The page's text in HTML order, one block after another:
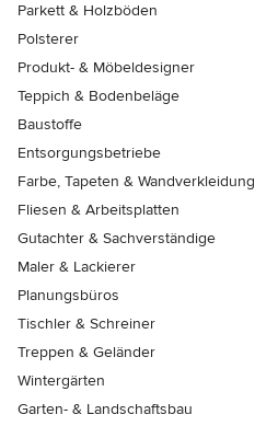
Parkett & Holzböden
Polsterer
Produkt- & Möbeldesigner
Teppich & Bodenbeläge
Baustoffe
Entsorgungsbetriebe
Farbe, Tapeten & Wandverkleidung
Fliesen & Arbeitsplatten
Gutachter & Sachverständige
Maler & Lackierer
Planungsbüros
Tischler & Schreiner
Treppen & Geländer
Wintergärten
Garten- & Landschaftsbau